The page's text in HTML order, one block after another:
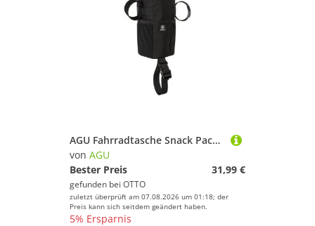
AGU Fahrradtasche Snack Pack Venture Getränkehalter Lenkertasche
von AGU
Bester Preis
31,99 €
gefunden bei OTTO
zuletzt überprüft am 07.08.2026 um 01:18; der
Preis kann sich seitdem geändert haben.
5% Ersparnis